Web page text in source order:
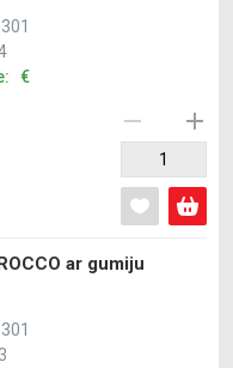
€
ar gumiju